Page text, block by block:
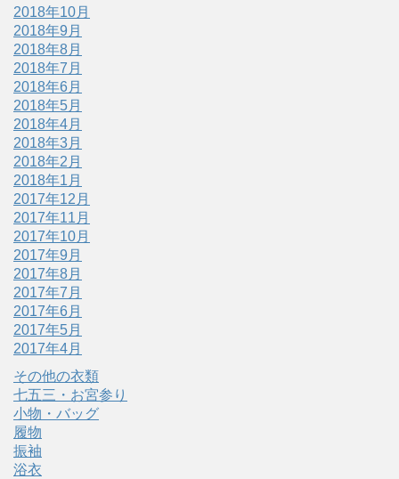
2018年10月
2018年9月
2018年8月
2018年7月
2018年6月
2018年5月
2018年4月
2018年3月
2018年2月
2018年1月
2017年12月
2017年11月
2017年10月
2017年9月
2017年8月
2017年7月
2017年6月
2017年5月
2017年4月
その他の衣類
七五三・お宮参り
小物・バッグ
履物
振袖
浴衣